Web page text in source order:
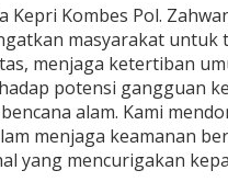
Kepri Kombes Pol.
masyarakat untuk
menjaga ketertiban
potensi gangguan
alam. Kami
menjaga keamanan
yang mencurigakan